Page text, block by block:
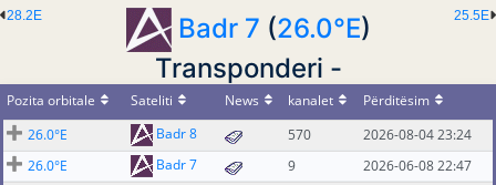
25.5E
28.2E Badr 7 (26.0°E)
Transponderi -
Pozita orbitale Sateliti News kanalet
Përditësim
26.0°E
Badr 8 570
2026-08-04 23:24
26.0°E
Badr 7 9
2026-06-08 22:47